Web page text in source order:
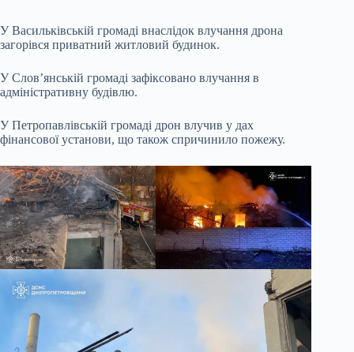
У Васильківській громаді внаслідок влучання дрона
загорівся приватний житловий будинок.
У Слов’янській громаді зафіксовано влучання в
адміністративну будівлю.
У Петропавлівській громаді дрон влучив у дах
фінансової установи, що також спричинило пожежу.